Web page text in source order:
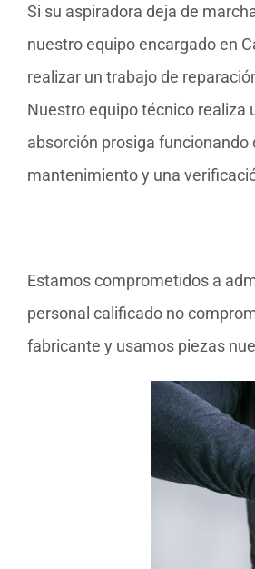
Si su aspiradora deja de
nuestro equipo encargado en
realizar un trabajo de
Nuestro equipo técnico realiza
absorción prosiga
mantenimiento y una
Estamos comprometidos a
personal calificado no
fabricante y usamos piezas